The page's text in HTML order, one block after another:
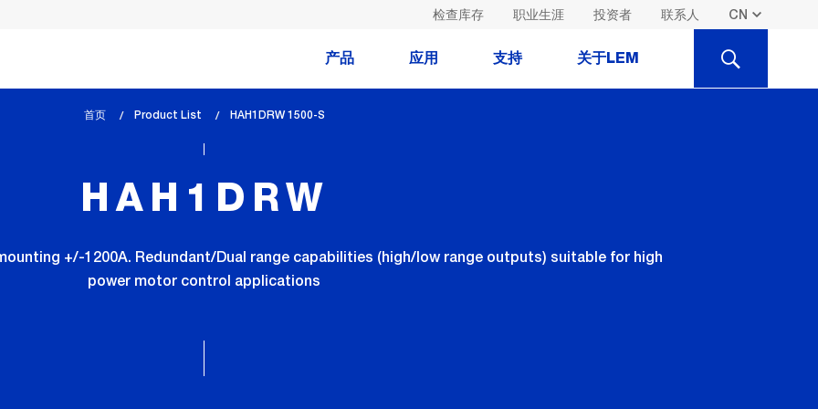
检查库存 职业生涯 投资者 联系人
产品 应用 支持 关于LEM SEARCH
首页 Product List
lem_current_page
HAH1DRW 1500-S
HAH1DRW
+/-1200A. Redundant/Dual range capabilities (high/low range outputs) suitable for high
power motor control applications